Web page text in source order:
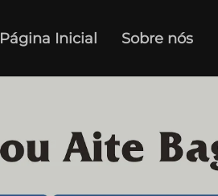
Página Inicial Sobre nós